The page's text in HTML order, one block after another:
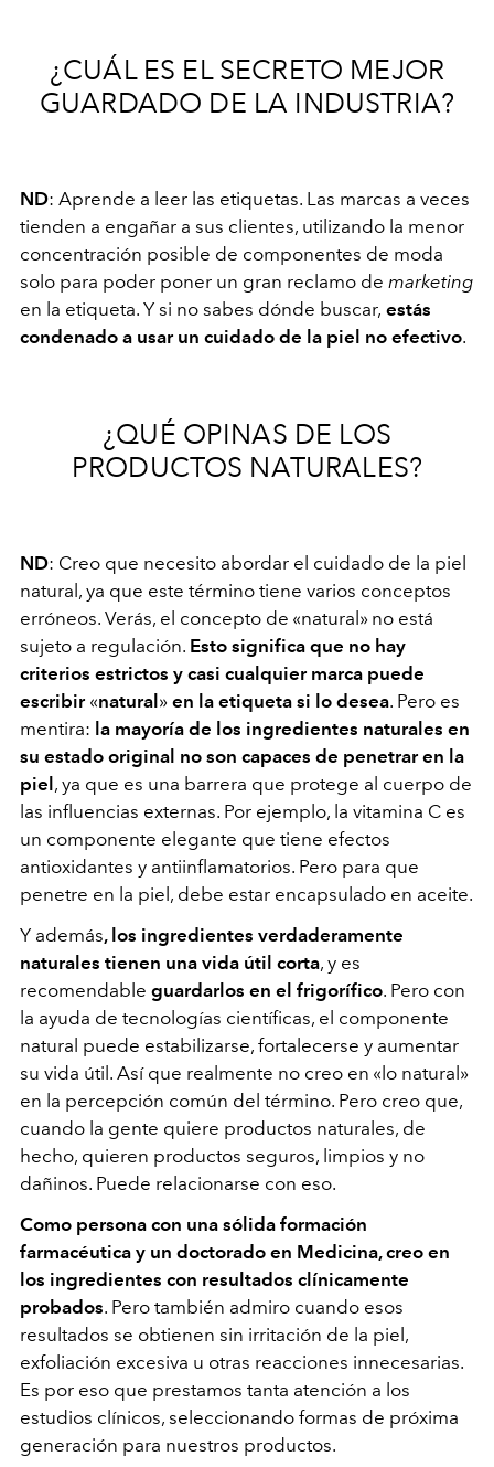
¿CUÁL ES EL SECRETO MEJOR
GUARDADO DE LA INDUSTRIA?
ND: Aprende a leer las etiquetas. Las marcas a veces
tienden a engañar a sus clientes, utilizando la menor
concentración posible de componentes de moda
solo para poder poner un gran reclamo de marketing
en la etiqueta. Y si no sabes dónde buscar, estás
condenado a usar un cuidado de la piel no efectivo.
¿QUÉ OPINAS DE LOS
PRODUCTOS NATURALES?
ND: Creo que necesito abordar el cuidado de la piel
natural, ya que este término tiene varios conceptos
erróneos. Verás, el concepto de «natural» no está
sujeto a regulación. Esto significa que no hay
criterios estrictos y casi cualquier marca puede
escribir «natural » en la etiqueta si lo desea. Pero es
mentira: la mayoría de los ingredientes naturales en
su estado original no son capaces de penetrar en la
piel , ya que es una barrera que protege al cuerpo de
las influencias externas. Por ejemplo, la vitamina C es
un componente elegante que tiene efectos
antioxidantes y antiinflamatorios. Pero para que
penetre en la piel, debe estar encapsulado en aceite.
Y además, los ingredientes verdaderamente
naturales tienen una vida útil corta, y es
recomendable guardarlos en el frigorífico. Pero con
la ayuda de tecnologías científicas, el componente
natural puede estabilizarse, fortalecerse y aumentar
su vida útil. Así que realmente no creo en «lo natural»
en la percepción común del término. Pero creo que,
cuando la gente quiere productos naturales, de
hecho, quieren productos seguros, limpios y no
dañinos. Puede relacionarse con eso.
Como persona con una sólida formación
farmacéutica y un doctorado en Medicina, creo en
los ingredientes con resultados clínicamente
probados. Pero también admiro cuando esos
resultados se obtienen sin irritación de la piel,
exfoliación excesiva u otras reacciones innecesarias.
Es por eso que prestamos tanta atención a los
estudios clínicos, seleccionando formas de próxima
generación para nuestros productos.